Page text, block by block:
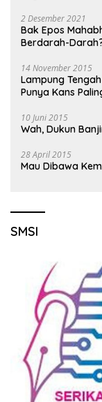
2 Desember 2021
Bak Epos
Berdarah-
14 November 2015
Lampung
Punya Kans
10 Juni 2015
Wah, Dukun
28 April 2015
Mau Dibawa
SMSI